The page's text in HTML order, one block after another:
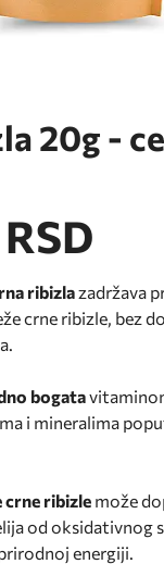
20g -
ribizlazadržava
crne ribizle, bez
bogata
i mineralima
crne ribizle može
od oksidativnog
energiji.